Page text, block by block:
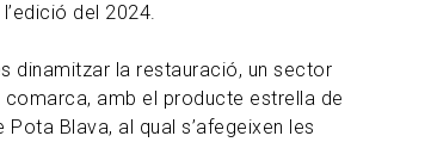
del 2024.
dinamitzar la restauració, un sector
amb el producte estrella de
Blava, al qual s’afegeixen les